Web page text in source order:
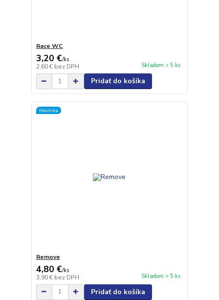
Race WC
3,20 €/ks
2,60 € bez DPH Skladom > 5 ks
Pridať do košíka
Novinka
Remove
4,80 €/ks
3,90 € bez DPH Skladom > 5 ks
Pridať do košíka